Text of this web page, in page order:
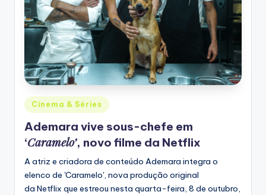
Posted
in
Cinema & Séries
Ademara vive sous-chefe em
‘Caramelo’, novo filme da Netflix
A atriz e criadora de conteúdo Ademara integra o
elenco de 'Caramelo', nova produção original
da Netflix que estreou nesta quarta-feira, 8 de outubro,